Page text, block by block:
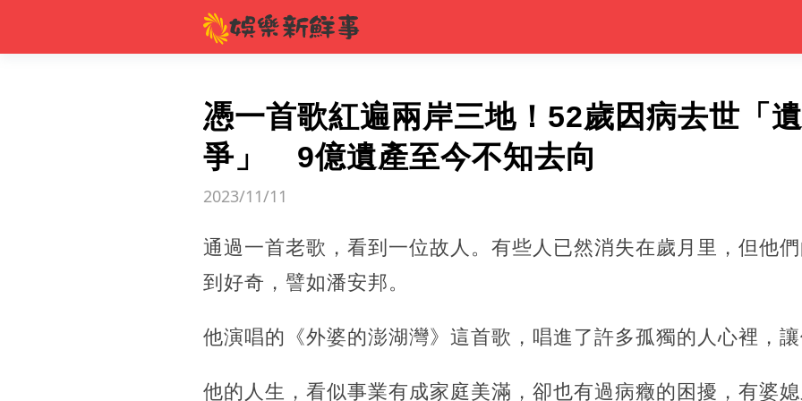
憑一首歌紅遍兩岸三地！52歲因病去世「
爭」 9億遺產至今不知去向
2023/11/11
通過一首老歌，看到一位故人。有些人已然消失在歲月里，但他
到好奇，譬如潘安邦。
他演唱的《外婆的澎湖灣》這首歌，唱進了許多孤獨的人心裡，
他的人生，看似事業有成家庭美滿，卻也有過病癥的困擾，有婆